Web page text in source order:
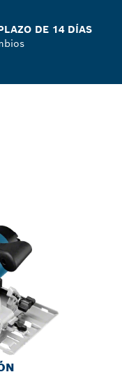
DE 14 DÍAS